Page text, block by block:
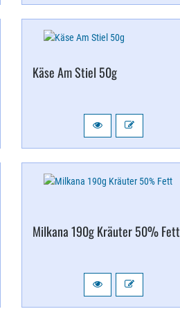
Käse Am Stiel 50g
Milkana 190g Kräuter 50% Fett